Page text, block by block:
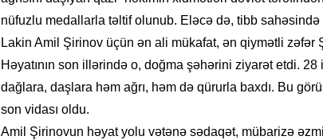
nüfuzlu medallarla təltif olunub. Eləcə də, tibb sahəsində
Lakin Amil Şirinov üçün ən ali mükafat, ən qiymətli zəfər
Həyatının son illərində o, doğma şəhərini ziyarət etdi.
dağlara, daşlara həm ağrı, həm də qürurla baxdı. Bu
son vidası oldu.
Amil Şirinovun həyat yolu vətənə sədaqət, mübarizə əzmi
14.05.2026- 10:58 346
“ABŞ və Qərb Çinin daha da böyüməsini
istəmir”- VİDEO
08.01.2026
“Türk
çoxdur”